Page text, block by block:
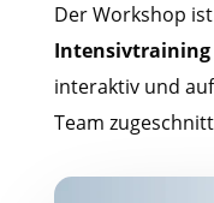
Der Workshop
Intensivtraining
interaktiv und
Team